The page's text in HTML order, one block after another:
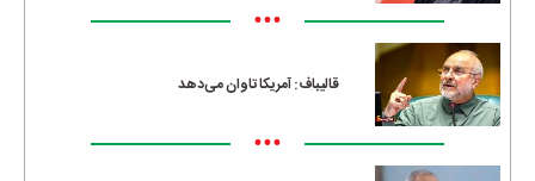
•••
قالیباف: آمریکا تاوان می‌دهد
•••